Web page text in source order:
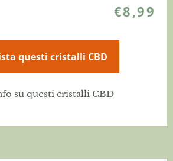
€8,99
questi cristalli CBD
su questi cristalli CBD